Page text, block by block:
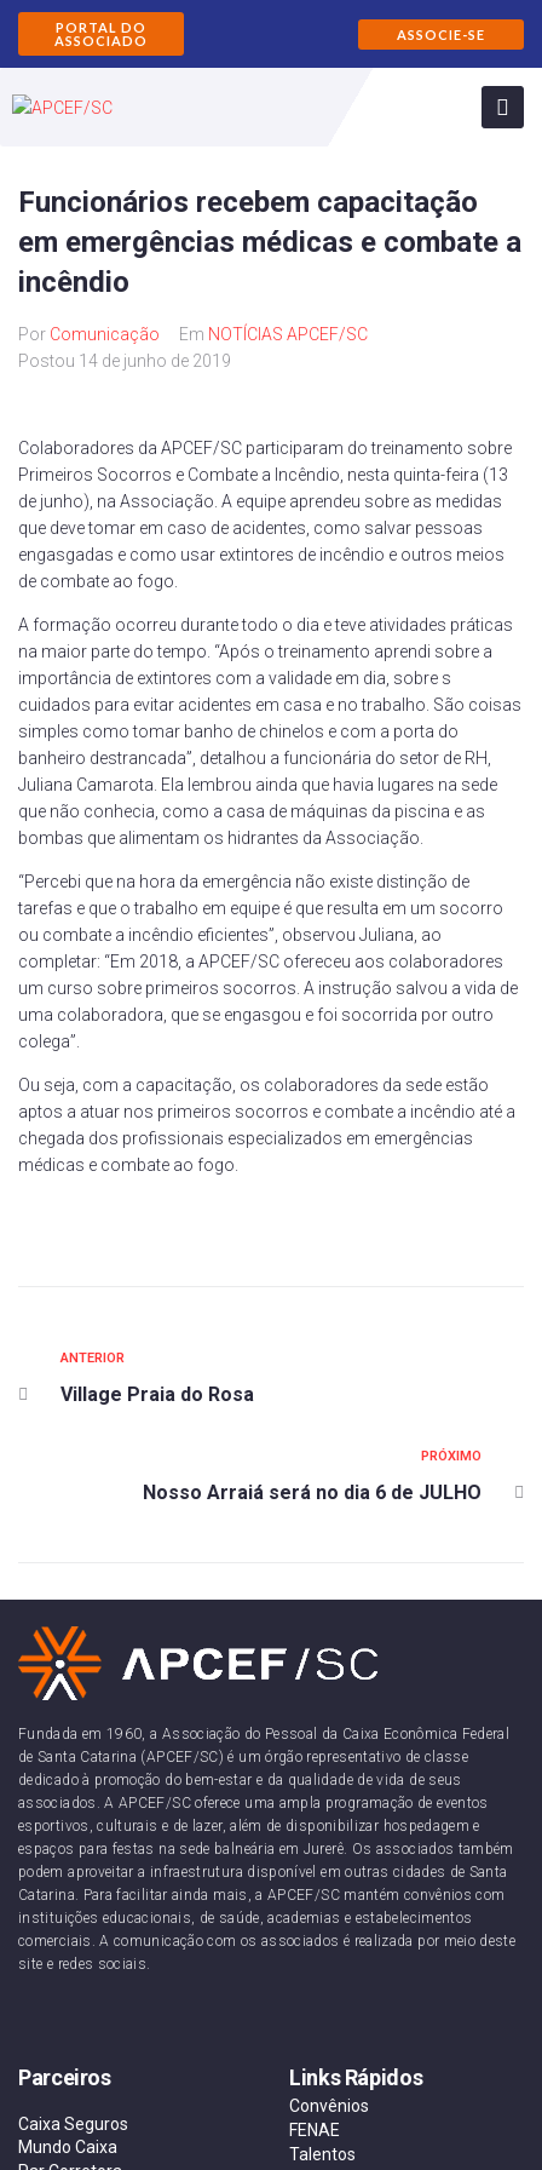
PORTAL DO
ASSOCIADO
ASSOCIE-SE
Funcionários recebem capacitação
em emergências médicas e combate a
incêndio
Por Comunicação Em NOTÍCIAS APCEF/SC
Postou 14 de junho de 2019
Colaboradores da APCEF/SC participaram do treinamento sobre
Primeiros Socorros e Combate a Incêndio, nesta quinta-feira (13
de junho), na Associação. A equipe aprendeu sobre as medidas
que deve tomar em caso de acidentes, como salvar pessoas
engasgadas e como usar extintores de incêndio e outros meios
de combate ao fogo.
A formação ocorreu durante todo o dia e teve atividades práticas
na maior parte do tempo. “Após o treinamento aprendi sobre a
importância de extintores com a validade em dia, sobre s
cuidados para evitar acidentes em casa e no trabalho. São coisas
simples como tomar banho de chinelos e com a porta do
banheiro destrancada”, detalhou a funcionária do setor de RH,
Juliana Camarota. Ela lembrou ainda que havia lugares na sede
que não conhecia, como a casa de máquinas da piscina e as
bombas que alimentam os hidrantes da Associação.
“Percebi que na hora da emergência não existe distinção de
tarefas e que o trabalho em equipe é que resulta em um socorro
ou combate a incêndio eficientes”, observou Juliana, ao
completar: “Em 2018, a APCEF/SC ofereceu aos colaboradores
um curso sobre primeiros socorros. A instrução salvou a vida de
uma colaboradora, que se engasgou e foi socorrida por outro
colega”.
Ou seja, com a capacitação, os colaboradores da sede estão
aptos a atuar nos primeiros socorros e combate a incêndio até a
chegada dos profissionais especializados em emergências
médicas e combate ao fogo.
ANTERIOR
Village Praia do Rosa
PRÓXIMO
Nosso Arraiá será no dia 6 de JULHO
Fundada em 1960, a Associação do Pessoal da Caixa Econômica Federal
de Santa Catarina (APCEF/SC) é um órgão representativo de classe
dedicado à promoção do bem-estar e da qualidade de vida de seus
associados. A APCEF/SC oferece uma ampla programação de eventos
esportivos, culturais e de lazer, além de disponibilizar hospedagem e
espaços para festas na sede balneária em Jurerê. Os associados também
podem aproveitar a infraestrutura disponível em outras cidades de Santa
Catarina. Para facilitar ainda mais, a APCEF/SC mantém convênios com
instituições educacionais, de saúde, academias e estabelecimentos
comerciais. A comunicação com os associados é realizada por meio deste
site e redes sociais.
Parceiros
Caixa Seguros
Mundo Caixa
Links Rápidos
Convênios
FENAE
Talentos